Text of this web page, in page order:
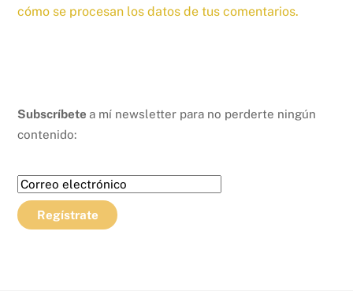
cómo se procesan los datos de tus comentarios.
Subscríbete a mí newsletter para no perderte ningún
contenido: